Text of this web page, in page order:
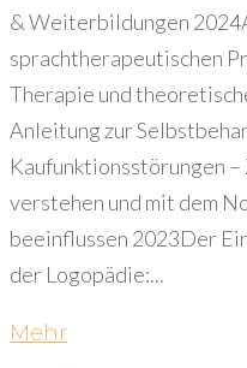
& Weiterbildungen
sprachtherapeutischen
Therapie und
Anleitung zur
Kaufunktionsstörungen
verstehen und mit dem
beeinflussen 2023Der
der Logopädie:...
Mehr